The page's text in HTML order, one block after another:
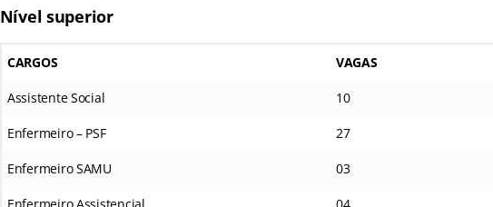
Nível superior
CARGOS VAGAS
Assistente Social 10
Enfermeiro – PSF 27
Enfermeiro SAMU 03